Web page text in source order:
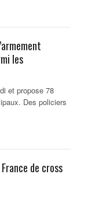
les
et propose 78
Des policiers
France de cross